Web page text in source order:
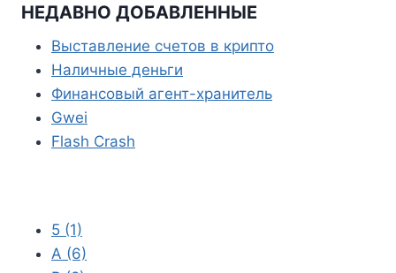
a
НЕДАВНО ДОБАВЛЕННЫЕ
Выставление счетов в крипто
Наличные деньги
Финансовый агент-хранитель
Gwei
Flash Crash
5 (1)
A (6)